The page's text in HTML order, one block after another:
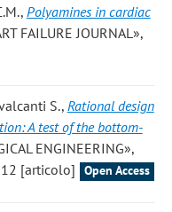
, Polyamines in cardiac
FAILURE JOURNAL»,
S., Rational design
A test of the bottom-
ENGINEERING»,
12 [articolo]
Open Access